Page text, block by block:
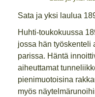
Sata ja yksi laulua
Huhti-toukokuussa
jossa hän työskenteli
parissa. Häntä
aiheuttamat
pienimuotoisina
myös